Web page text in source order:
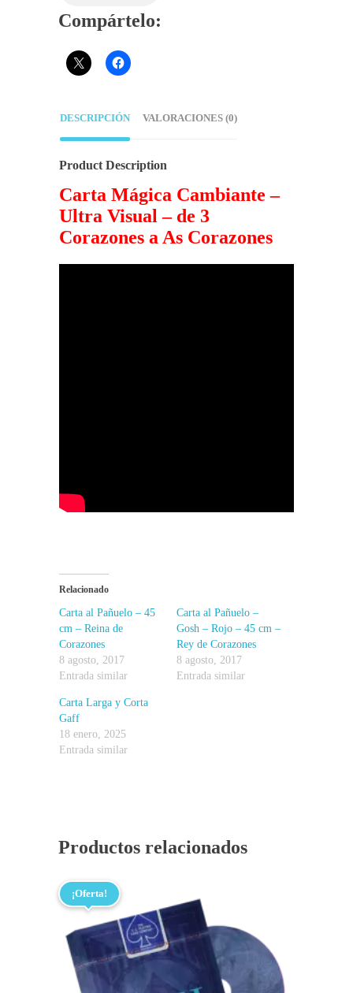
Compártelo:
DESCRIPCIÓN VALORACIONES (0)
Product Description
Carta Mágica Cambiante –
Ultra Visual – de 3
Corazones a As Corazones
Relacionado
Carta al Pañuelo – 45
cm – Reina de
Corazones
8 agosto, 2017
Entrada similar
Carta al Pañuelo –
Gosh – Rojo – 45 cm –
Rey de Corazones
8 agosto, 2017
Entrada similar
Carta Larga y Corta
Gaff
18 enero, 2025
Entrada similar
Productos relacionados
¡Oferta!